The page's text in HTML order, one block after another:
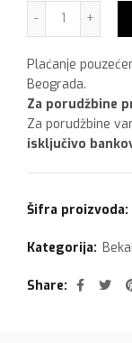
Bekament
Plaćanje
Beograda.
Za porudžbine
Za porudžbine
isključivo
Šifra proizvoda:
Kategorija:
Share